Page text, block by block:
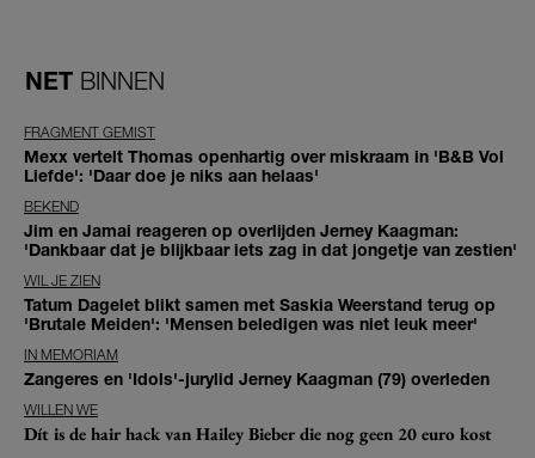
NET BINNEN
FRAGMENT GEMIST
Mexx vertelt Thomas openhartig over miskraam in 'B&B Vol
Liefde': 'Daar doe je niks aan helaas'
BEKEND
Jim en Jamai reageren op overlijden Jerney Kaagman:
'Dankbaar dat je blijkbaar iets zag in dat jongetje van zestien'
WIL JE ZIEN
Tatum Dagelet blikt samen met Saskia Weerstand terug op
'Brutale Meiden': 'Mensen beledigen was niet leuk meer'
IN MEMORIAM
Zangeres en 'Idols'-jurylid Jerney Kaagman (79) overleden
WILLEN WE
Dít is de hair hack van Hailey Bieber die nog geen 20 euro kost